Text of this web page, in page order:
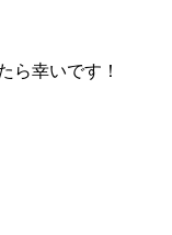
ら幸いです！